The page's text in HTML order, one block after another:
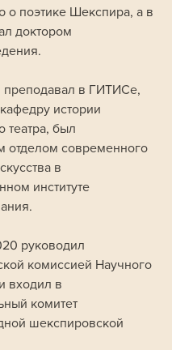
о поэтике Шекспира, а в
доктором
преподавал в ГИТИСе,
истории
театра, был
отделом современного
в
институте
руководил
комиссией Научного
входил в
комитет
шекспировской